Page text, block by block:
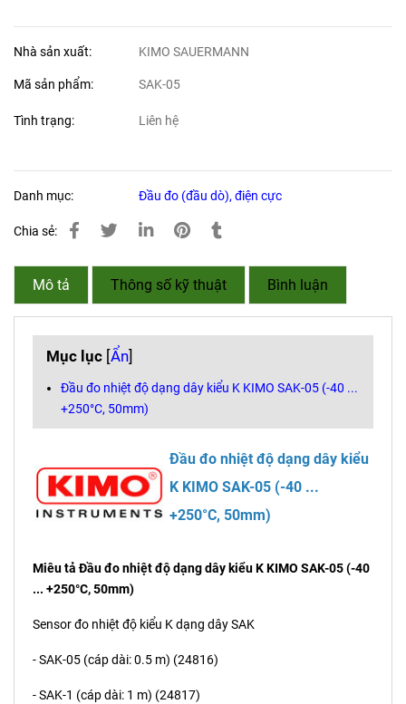
Nhà sản xuất: KIMO SAUERMANN
Mã sản phẩm: SAK-05
Tình trạng: Liên hệ
Danh mục: Đầu đo (đầu dò), điện cực
Chia sẻ:
Mô tả Thông số kỹ thuật Bình luận
Mục lục [Ẩn]
Đầu đo nhiệt độ dạng dây kiểu K KIMO SAK-05 (-40 ...
+250°C, 50mm)
Đầu đo nhiệt độ dạng dây kiểu
K KIMO SAK-05 (-40 ...
+250°C, 50mm)
Miêu tả Đầu đo nhiệt độ dạng dây kiểu K KIMO SAK-05 (-40
... +250°C, 50mm)
Sensor đo nhiệt độ kiểu K dạng dây SAK
- SAK-05 (cáp dài: 0.5 m) (24816)
- SAK-1 (cáp dài: 1 m) (24817)